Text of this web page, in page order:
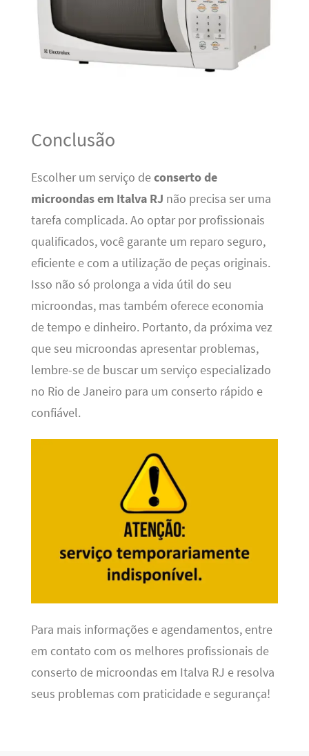
Conclusão
Escolher um serviço deconserto de
microondas em Italva RJ não precisa ser uma
tarefa complicada. Ao optar por profissionais
qualificados, você garante um reparo seguro,
eficiente e com a utilização de peças originais.
Isso não só prolonga a vida útil do seu
microondas, mas também oferece economia
de tempo e dinheiro. Portanto, da próxima vez
que seu microondas apresentar problemas,
lembre-se de buscar um serviço especializado
no Rio de Janeiro para um conserto rápido e
confiável.
Para mais informações e agendamentos, entre
em contato com os melhores profissionais de
conserto de microondas em Italva RJ e resolva
seus problemas com praticidade e segurança!